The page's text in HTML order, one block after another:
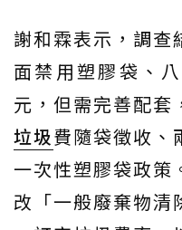
謝和霖表示，調查
面禁用塑膠袋、
元，但需完善配套
垃圾費隨袋徵收、
一次性塑膠袋政策
改「一般廢棄物清